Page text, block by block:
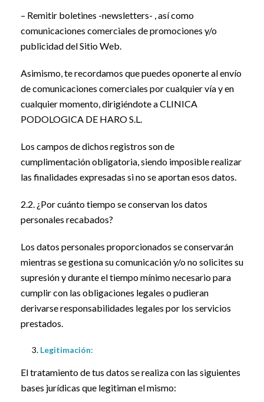
– Remitir boletines -newsletters- , así como
comunicaciones comerciales de promociones y/o
publicidad del Sitio Web.
Asimismo, te recordamos que puedes oponerte al envío
de comunicaciones comerciales por cualquier vía y en
cualquier momento, dirigiéndote a CLINICA
PODOLOGICA DE HARO S.L.
Los campos de dichos registros son de
cumplimentación obligatoria, siendo imposible realizar
las finalidades expresadas si no se aportan esos datos.
2.2. ¿Por cuánto tiempo se conservan los datos
personales recabados?
Los datos personales proporcionados se conservarán
mientras se gestiona su comunicación y/o no solicites su
supresión y durante el tiempo mínimo necesario para
cumplir con las obligaciones legales o pudieran
derivarse responsabilidades legales por los servicios
prestados.
Legitimación:
El tratamiento de tus datos se realiza con las siguientes
bases jurídicas que legitiman el mismo: